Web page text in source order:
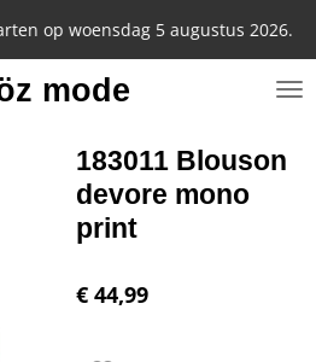
mode
5 augustus 2026.
22
183011 Blouson
devore mono
print
€ 44,99